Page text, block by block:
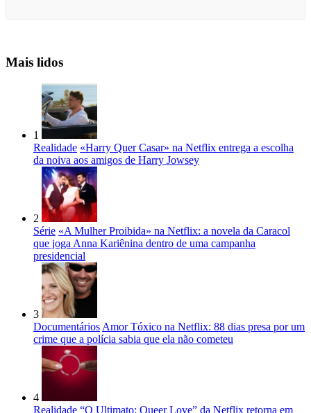
Mais lidos
1
Realidade «Harry Quer Casar» na Netflix entrega a escolha
da noiva aos amigos de Harry Jowsey
2
Série «A Mulher Proibida» na Netflix: a novela da Caracol
que joga Anna Kariênina dentro de uma campanha
presidencial
3
Documentários Amor Tóxico na Netflix: 88 dias presa por um
crime que a polícia sabia que ela não cometeu
4
Realidade “O Ultimato: Queer Love” da Netflix retorna em